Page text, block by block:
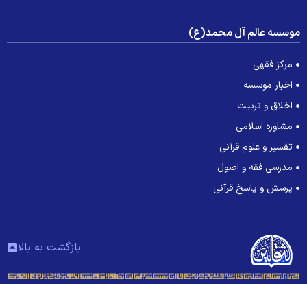
عالم آل محمد(ع)
مرکز فقهی
اخبار موسسه
اخلاق و تربیت
مشاوره اسلامی
تفسیر و علوم قرآنی
مدرسی فقه و اصول
پرسش و پاسخ قرآنی
بازگشت به بالا